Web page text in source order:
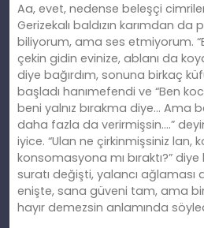
Aa, evet, nedense beleşçi
Gerizekalı baldızın karımdan da
biliyorum, ama ses etmiyorum.
çekin gidin evinize, ablanı da
diye bağırdım, sonuna birkaç
başladı hanımefendi ve “Ben
beni yalnız bırakma diye… Ama
daha fazla da verirmişsin….”
iyice. “Ulan ne çirkinmişsiniz lan,
konsomasyona mı bıraktı?” diye
suratı değişti, yalancı ağlaması
enişte, sana güveni tam, ama
hayır demezsin anlamında